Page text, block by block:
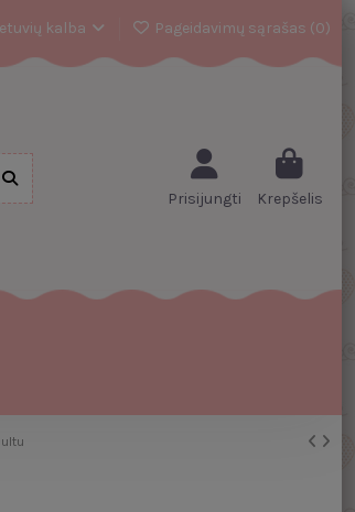
kalba Pageidavimų sąrašas (0)
Prisijungti Krepšelis